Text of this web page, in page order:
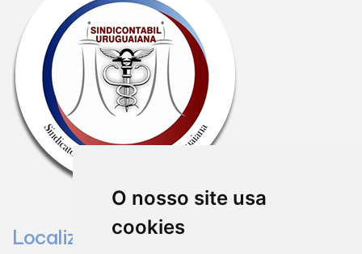
O nosso site usa
cookies
Localização